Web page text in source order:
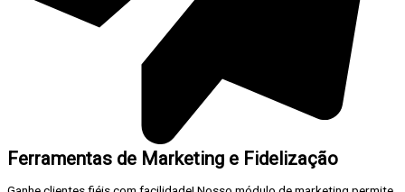
Ferramentas de Marketing e Fidelização